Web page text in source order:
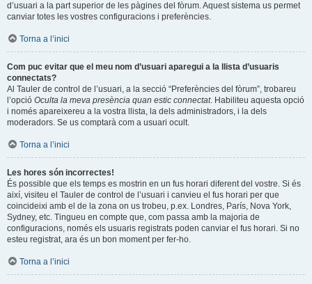
d’usuari a la part superior de les pàgines del fòrum. Aquest sistema us permet
canviar totes les vostres configuracions i preferències.
Torna a l’inici
Com puc evitar que el meu nom d’usuari aparegui a la llista d’usuaris
connectats?
Al Tauler de control de l’usuari, a la secció “Preferències del fòrum”, trobareu
l’opció Oculta la meva presència quan estic connectat. Habiliteu aquesta opció
i només apareixereu a la vostra llista, la dels administradors, i la dels
moderadors. Se us comptarà com a usuari ocult.
Torna a l’inici
Les hores són incorrectes!
És possible que els temps es mostrin en un fus horari diferent del vostre. Si és
així, visiteu el Tauler de control de l’usuari i canvieu el fus horari per que
coincideixi amb el de la zona on us trobeu, p.ex. Londres, París, Nova York,
Sydney, etc. Tingueu en compte que, com passa amb la majoria de
configuracions, només els usuaris registrats poden canviar el fus horari. Si no
esteu registrat, ara és un bon moment per fer-ho.
Torna a l’inici